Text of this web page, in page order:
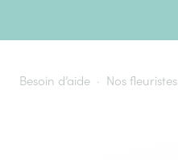
Besoin d’aide Nos fleuristes